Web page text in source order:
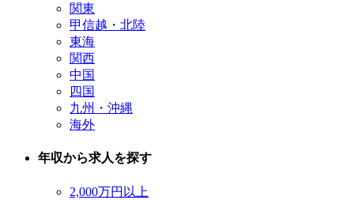
関東
甲信越・北陸
東海
関西
中国
四国
九州・沖縄
海外
年収から求人を探す
2,000万円以上